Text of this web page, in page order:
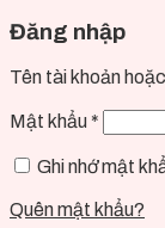
Đăng nhập
Tên tài khoản
Mật khẩu *
Ghi nhớ mật
Quên mật khẩu?